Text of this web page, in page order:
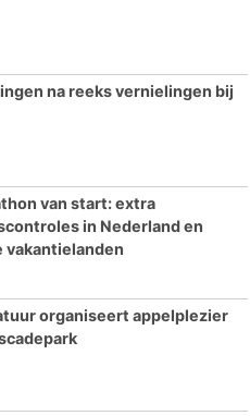
na reeks vernielingen bij
van start: extra
in Nederland en
vakantielanden
organiseert appelplezier